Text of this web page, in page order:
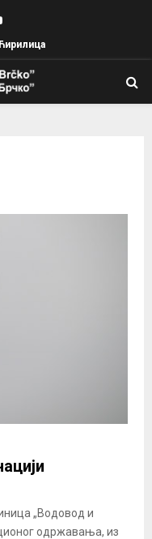
Youtube
„Водовод и
одржавања, из